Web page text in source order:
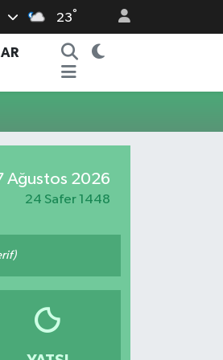
23°
Ağustos 2026
24 Safer 1448